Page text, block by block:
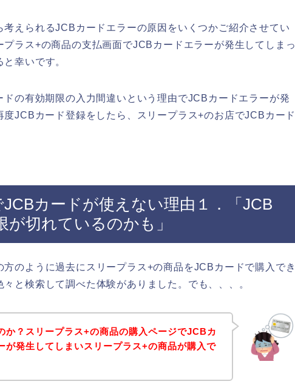
考えられるJCBカードエラーの原因をいくつかご紹介させてい
プラス+の商品の支払画面でJCBカードエラーが発生してしまっ
幸いです。
の有効期限の入力間違いという理由でJCBカードエラーが発
JCBカード登録をしたら、スリープラス+のお店でJCBカード
カードが使えない理由１．「JCB
が切れているのかも」
のように過去にスリープラス+の商品をJCBカードで購入でき
と検索して調べた体験がありました。でも、、、。
か？スリープラス+の商品の購入ページでJCBカ
が発生してしまいスリープラス+の商品が購入で